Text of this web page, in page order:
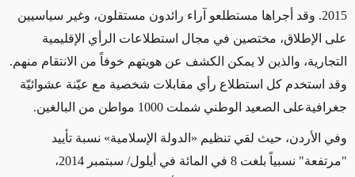
2015. وقد أجراها مستطلعو آراء رائدون مستقلون، وغير سياسيين
على الإطلاق، مختصين في مجال استطلاعات الرأي الإقليمية
التجارية، والذين لا يمكن الكشف عن هويتهم خوفاً من الانتقام منهم.
وقد استخدم كل استطلاع رأي مقابلات شخصية مع عيّنة عشوائيّة
جغرافيةعلى الصعيد الوطني شملت 1000 مواطن من البالغين
.
وفي الأردن، حيث لقي تنظيم «الدولة الإسلامية» نسبة تأييد
"مرتفعة" نسبياً بلغت 8 في المائة في أيلول/ سبتمبر 2014،